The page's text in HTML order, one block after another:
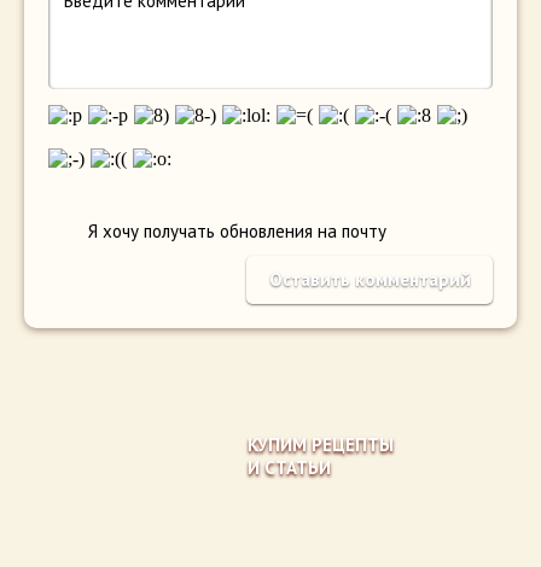
Я хочу получать обновления на почту
КУПИМ РЕЦЕПТЫ
И СТАТЬИ